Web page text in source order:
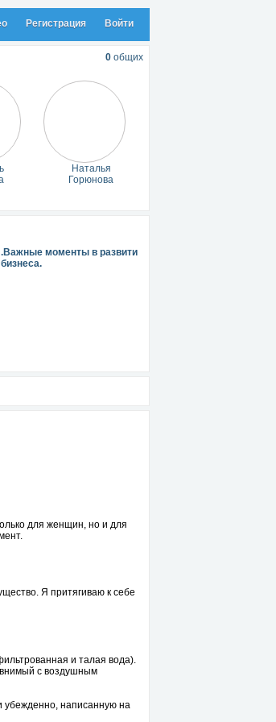
Регистрация Войти
0 общих
Наталья
Горюнова
моменты в развити
для женщин, но и для
Я притягиваю к себе
и талая вода).
с воздушным
убежденно, написанную на